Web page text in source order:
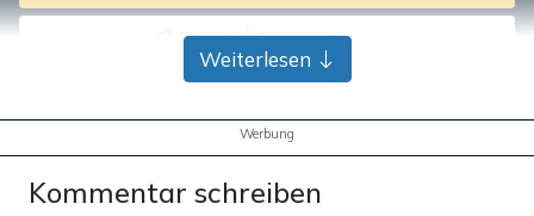
Bank-Überweisung
Weiterlesen
Werbung
Kommentar schreiben